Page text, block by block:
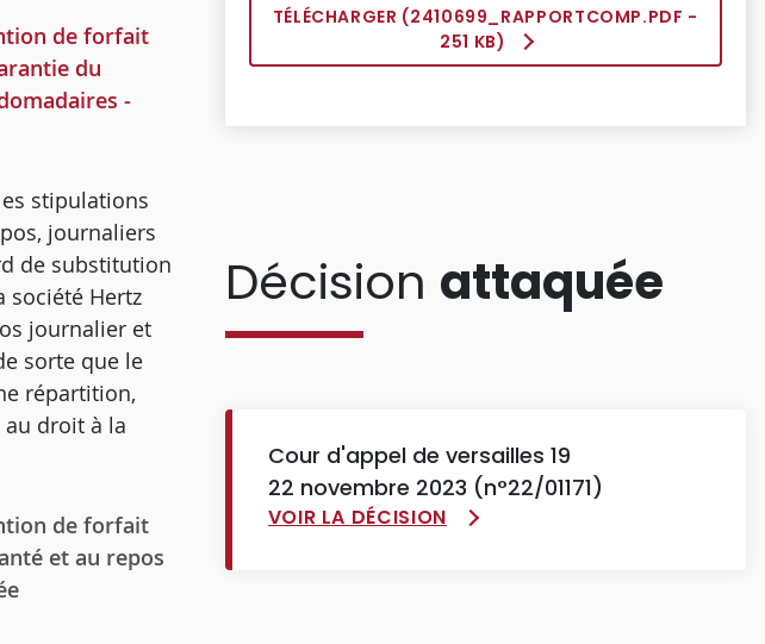
de forfait
du
-
stipulations
journaliers
de substitution
société Hertz
journalier et
sorte que le
répartition,
droit à la
de forfait
et au repos
TÉLÉCHARGER (2410699_RAPPORTCOMP.PDF -
251 KB)
Décision attaquée
Cour d'appel de versailles 19
22 novembre 2023 (n°22/01171)
VOIR LA DÉCISION